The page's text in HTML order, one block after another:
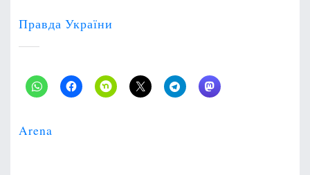
Правда України
Arena